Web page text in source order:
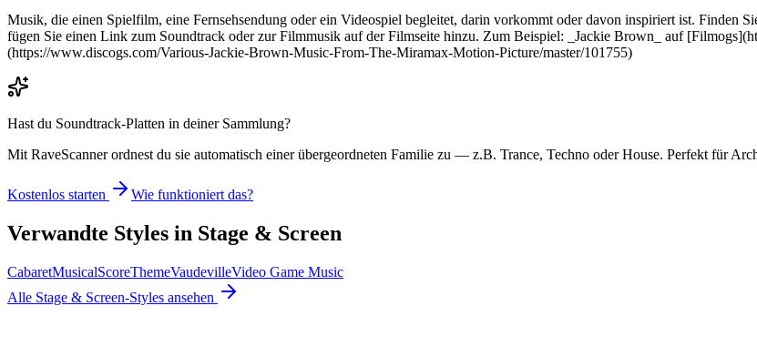
Musik, die einen Spielfilm, eine Fernsehsendung oder ein Videospiel begleitet, darin vorkommt oder davon inspiriert ist. Finden
fügen Sie einen Link zum Soundtrack oder zur Filmmusik auf der Filmseite hinzu. Zum Beispiel: _Jackie Brown_ auf
(https://www.discogs.com/Various-Jackie-Brown-Music-From-The-Miramax-Motion-Picture/master/101755)
Hast du Soundtrack-Platten in deiner Sammlung?
Mit RaveScanner ordnest du sie automatisch einer übergeordneten Familie zu — z.B. Trance, Techno oder House. Perfekt für
Kostenlos starten Wie funktioniert das?
Verwandte Styles in Stage & Screen
CabaretMusicalScoreThemeVaudevilleVideo Game Music
Alle Stage & Screen-Styles ansehen